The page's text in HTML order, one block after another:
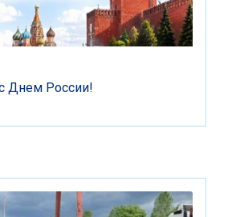
Днем России!